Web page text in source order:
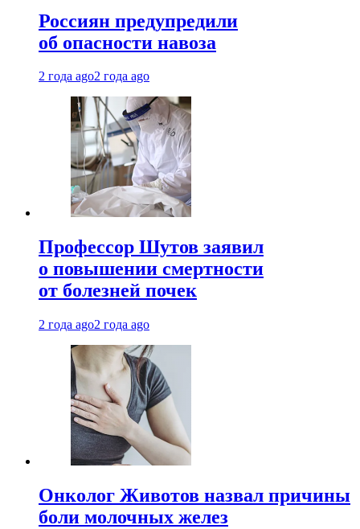
Россиян предупредили
об опасности навоза
2 года ago2 года ago
Профессор Шутов заявил
о повышении смертности
от болезней почек
2 года ago2 года ago
Онколог Животов назвал причины
боли молочных желез